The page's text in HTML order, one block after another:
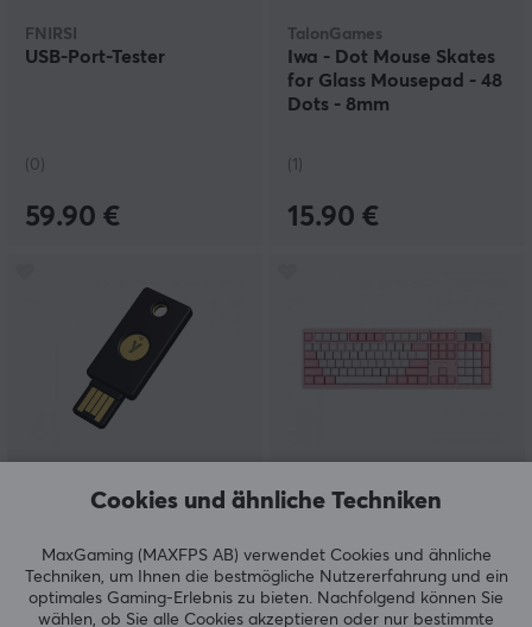
FNIRSI
USB-Port-Tester
(0)
59.90 €
TalonGames
Iwa - Dot Mouse Skates
for Glass Mousepad - 48
Dots - 8mm
(1)
15.90 €
YubiKey 5 NFC
(0)
ND104 Kabellose
Breeze]
(0)
Cookies und ähnliche Techniken
MaxGaming (MAXFPS AB) verwendet Cookies und ähnliche
Techniken, um Ihnen die bestmögliche Nutzererfahrung und ein
optimales Gaming-Erlebnis zu bieten. Nachfolgend können Sie
wählen, ob Sie alle Cookies akzeptieren oder nur bestimmte